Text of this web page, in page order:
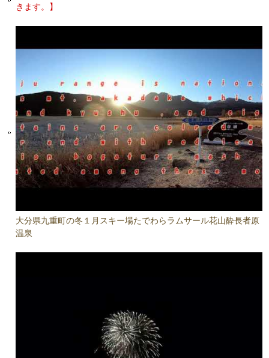
きます。】
大分県九重町の冬１月スキー場たでわらラムサール花山酔長者原
温泉